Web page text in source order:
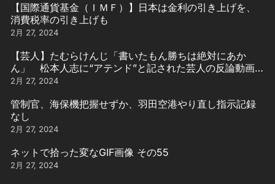
【国際通貨基金（ＩＭＦ）】日本は金利の引き上げを、
消費税率の引き上げも
2月 27, 2024
【芸人】たむらけんじ「書いたもん勝ちは絶対にあか
ん」 松本人志に“アテンド”と記された芸人の反論動画引
用
2月 27, 2024
管制官、海保機把握せずか、羽田空港やり直し指示記録
なし
2月 27, 2024
ネットで拾った変なGIF画像 その55
2月 27, 2024